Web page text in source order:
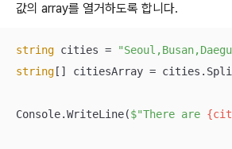
값의 array를 열거하도록 합니다.
string cities =
string [] citiesArray =
Console.WriteLine($"There are